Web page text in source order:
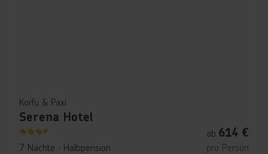
Korfu & Paxi
Serena Hotel
3.5
7 Nächte ∙ Halbpension
ab 614 €
pro Person